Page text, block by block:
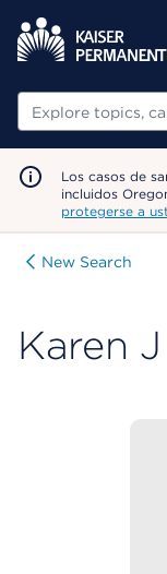
Buscar
Los casos de
incluidos
protegerse a
New Search
Karen